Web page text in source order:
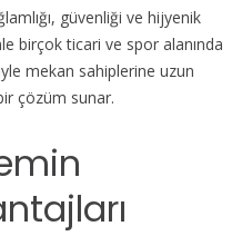
güvenliği ve hijyenik
birçok ticari ve spor alanında
mekan sahiplerine uzun
çözüm sunar.